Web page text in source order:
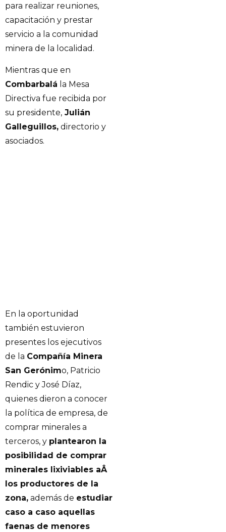
para realizar reuniones,
capacitación y prestar
servicio a la comunidad
minera de la localidad.
Mientras que en
Combarbalá la Mesa
Directiva fue recibida por
su presidente, Julián
Galleguillos, directorio y
asociados.
En la oportunidad
también estuvieron
presentes los ejecutivos
de la Compañía Minera
San Gerónimo, Patricio
Rendic y José Díaz,
quienes dieron a conocer
la política de empresa, de
comprar minerales a
terceros, y plantearon la
posibilidad de comprar
minerales lixiviables aÂ
los productores de la
zona, además de estudiar
caso a caso aquellas
faenas de menores